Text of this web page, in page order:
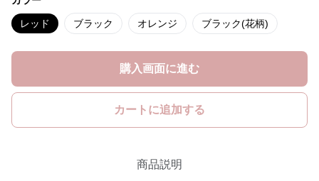
レッド ブラック オレンジ ブラック(花柄)
購入画面に進む
カートに追加する
商品説明